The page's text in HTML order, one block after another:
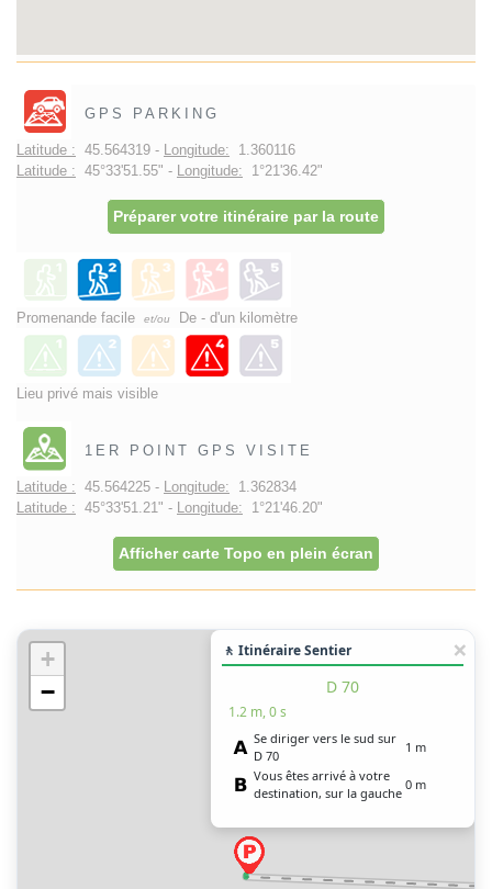
GPS PARKING
Latitude : 45.564319 - Longitude: 1.360116
Latitude : 45°33'51.55" - Longitude: 1°21'36.42"
Préparer votre itinéraire par la route
Promenande facile et/ou De - d'un kilomètre
Lieu privé mais visible
1ER POINT GPS VISITE
Latitude : 45.564225 - Longitude: 1.362834
Latitude : 45°33'51.21" - Longitude: 1°21'46.20"
Afficher carte Topo en plein écran
+
−
🚶 Itinéraire Sentier
D 70
1.2 m, 0 s
Se diriger vers le sud sur
D 70
1 m
Vous êtes arrivé à votre
destination, sur la gauche
0 m